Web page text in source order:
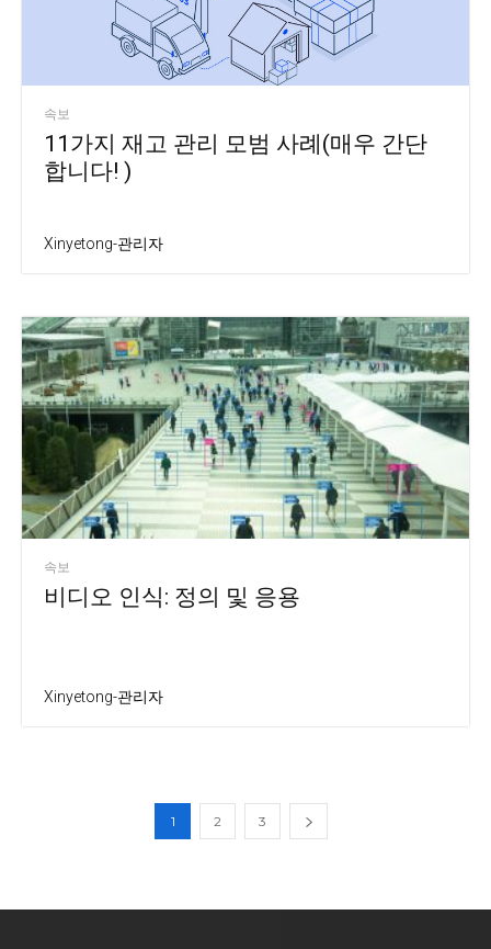
속보
11가지 재고 관리 모범 사례(매우 간단
합니다! )
Xinyetong-관리자
속보
비디오 인식: 정의 및 응용
Xinyetong-관리자
1 2 3